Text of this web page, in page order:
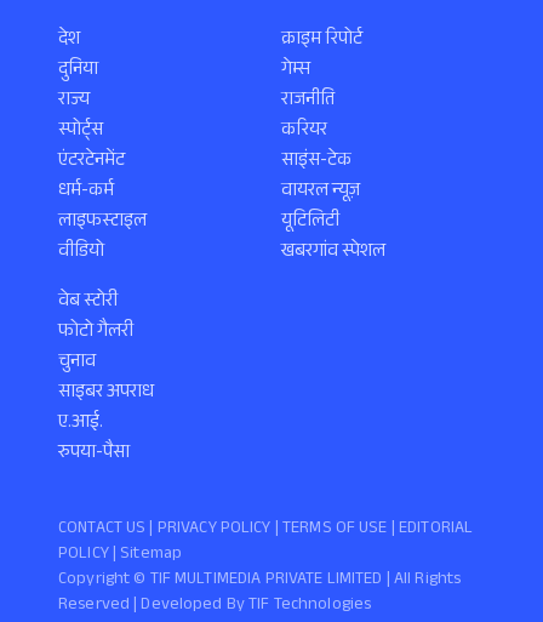
देश
दुनिया
राज्य
स्पोर्ट्स
एंटरटेनमेंट
धर्म-कर्म
लाइफस्टाइल
वीडियो
क्राइम रिपोर्ट
गेम्स
राजनीति
करियर
साइंस-टेक
वायरल न्यूज़
यूटिलिटी
खबरगांव स्पेशल
वेब स्टोरी
फोटो गैलरी
चुनाव
साइबर अपराध
ए.आई.
रुपया-पैसा
Copyright ©️ TIF MULTIMEDIA PRIVATE LIMITED | All Rights
Reserved | Developed ByTIF Technologies
CONTACT US | PRIVACY POLICY |TERMS OF USE | EDITORIAL
POLICY| Sitemap